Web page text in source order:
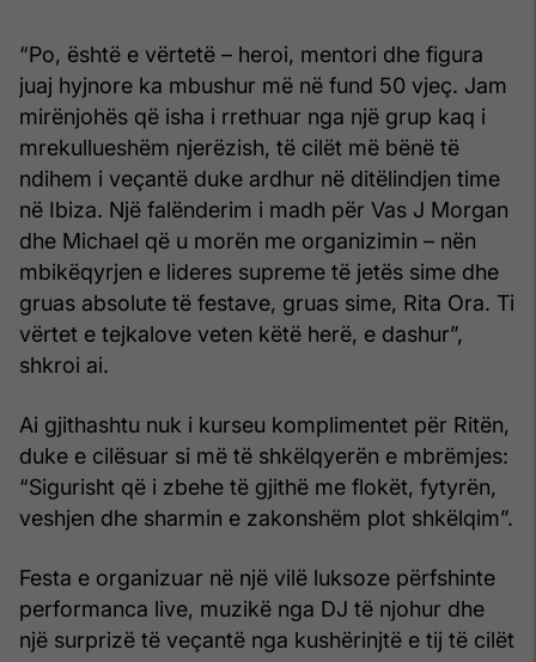
“Po, është e vërtetë – heroi, mentori dhe figura
juaj hyjnore ka mbushur më në fund 50 vjeç. Jam
mirënjohës që isha i rrethuar nga një grup kaq i
mrekullueshëm njerëzish, të cilët më bënë të
ndihem i veçantë duke ardhur në ditëlindjen time
në Ibiza. Një falënderim i madh për Vas J Morgan
dhe Michael që u morën me organizimin – nën
mbikëqyrjen e lideres supreme të jetës sime dhe
gruas absolute të festave, gruas sime, Rita Ora. Ti
vërtet e tejkalove veten këtë herë, e dashur”,
shkroi ai.
Ai gjithashtu nuk i kurseu komplimentet për Ritën,
duke e cilësuar si më të shkëlqyerën e mbrëmjes:
“Sigurisht që i zbehe të gjithë me flokët, fytyrën,
veshjen dhe sharmin e zakonshëm plot shkëlqim”.
Festa e organizuar në një vilë luksoze përfshinte
performanca live, muzikë nga DJ të njohur dhe
një surprizë të veçantë nga kushërinjtë e tij të cilët